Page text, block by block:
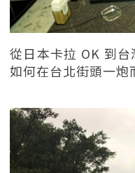
從日本卡拉 OK 到台
如何在台北街頭一炮